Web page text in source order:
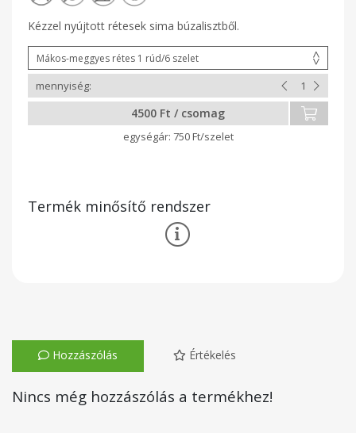
Kézzel nyújtott rétesek sima búzalisztből.
4500 Ft / csomag
750 Ft/szelet
Termék minősítő rendszer
Hozzászólás Értékelés
Nincs még hozzászólás a termékhez!